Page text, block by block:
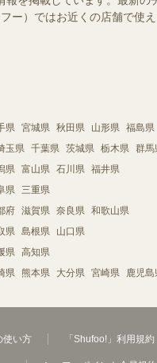
ー）ではお近くの店舗で使
県 宮城県 秋田県 山形県 福島県
玉県 千葉県 茨城県 栃木県 群馬
県 富山県 石川県 福井県
県 三重県
府 滋賀県 奈良県 和歌山県
県 島根県 山口県
県 高知県
県 熊本県 大分県 宮崎県 鹿児島
使い方 「Shufoo!」利用規約